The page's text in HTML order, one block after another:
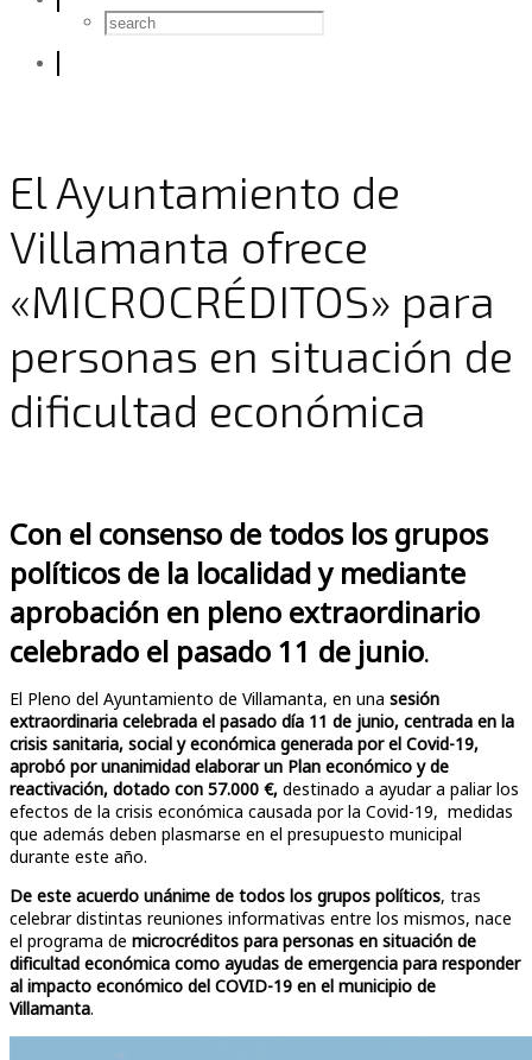
El Ayuntamiento de
Villamanta ofrece
«MICROCRÉDITOS» para
personas en situación de
dificultad económica
Con el consenso de todos los grupos
políticos de la localidad y mediante
aprobación en pleno extraordinario
celebrado el pasado 11 de junio.
El Pleno del Ayuntamiento de Villamanta, en una sesión
extraordinaria celebrada el pasado día 11 de junio, centrada en la
crisis sanitaria, social y económica generada por el Covid-19,
aprobó por unanimidad elaborar un Plan económico y de
reactivación, dotado con 57.000 €, destinado a ayudar a paliar los
efectos de la crisis económica causada por la Covid-19, medidas
que además deben plasmarse en el presupuesto municipal
durante este año.
De este acuerdo unánime de todos los grupos políticos, tras
celebrar distintas reuniones informativas entre los mismos, nace
el programa de microcréditos para personas en situación de
dificultad económica como ayudas de emergencia para responder
al impacto económico del COVID-19 en el municipio de
Villamanta.